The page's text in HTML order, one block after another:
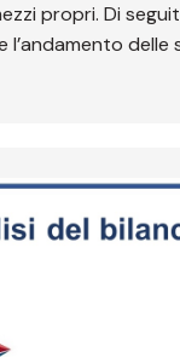
propri. Di
l’andamento delle